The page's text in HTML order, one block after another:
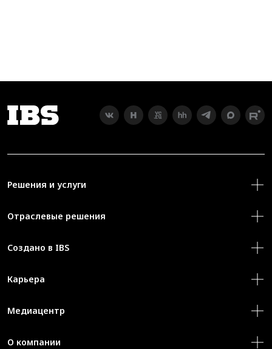
Решения и услуги
Отраслевые решения
Создано в IBS
Карьера
Медиацентр
О компании